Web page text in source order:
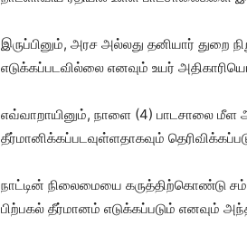
இருப்பினும், அரச அல்லது தனியார் துறை
எடுக்கப்படவில்லை எனவும் உயர்
எவ்வாறாயினும், நாளை (4) பாடசாலை மீள
தீர்மானிக்கப்படவுள்ளதாகவும்
நாட்டின் நிலைமையை கருத்திற்கொண்டு
பிற்பகல் தீர்மானம் எடுக்கப்படும் எனவும்